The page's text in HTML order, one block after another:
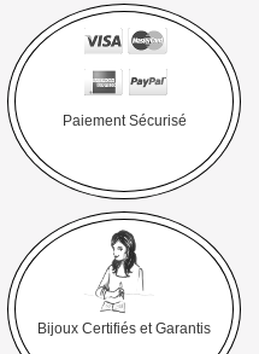
Paiement Sécurisé
Bijoux Certifiés et Garantis